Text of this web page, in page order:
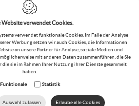
Deprezstraat 2/010
Belgien
T.:+32 56 73 50 00
F.:+32 56 72 02 70
:BE 0476.195.368
E.:info@xinnix.eu
2020 Sitemap - Cookie Policy
Website verwendet Cookies.
verwendet funktionale Cookies. Im Falle der Analyse
Werbung setzen wir auch Cookies, die Informationen
an unsere Partner für Analyse, soziale Medien und
mit anderen Daten zusammenführen, die Sie
sie im Rahmen Ihrer Nutzung ihrer Dienste gesammelt
haben.
Funktionale Statistik
Auswahl zulassen Erlaube alle Cookies